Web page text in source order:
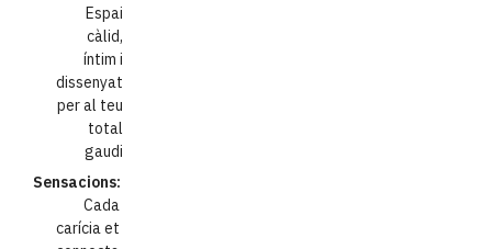
Espai
càlid,
íntim i
dissenyat
per al teu
total
gaudi
Sensacions:
Cada
carícia et